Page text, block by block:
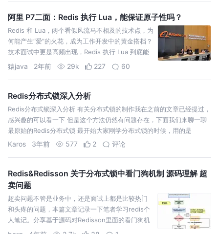
阿里 P7二面：Redis 执行 Lua，能保证原子性吗？
Redis 和 Lua，两个看似风流马不相及的技术点，为
何能产生“爱”的火花，成为工作开发中的黄金搭档？
技术面试中更是高频出现，Redis 执行 Lua 到底能
不能保证原子性？
猿java 2年前 29k 227 60
Redis分布式锁深入分析
Redis分布式锁深入分析 有关分布式锁的制作我在之前的文章已经提过，
感兴趣的可以看一下 但是这个方法仍然有问题存在，下面我们来聊一聊
最原始的Redis分布式锁 最开始大家刚学分布式锁的时候，用的是
Karos 3年前 577 2 评论
Redis&Redisson 关于分布式锁中看门狗机制 源码理解 超
卖问题
超卖问题不管是业务中，还是面试上都是比较热门
和头疼的问题，本篇文章记录一下笔者学习redis个
人笔记。分享基于源码对Redisson里面的看门狗机
制学习。